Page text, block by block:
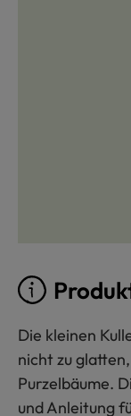
Die kleinen
nicht zu
Purzelbäume.
und Anleitung